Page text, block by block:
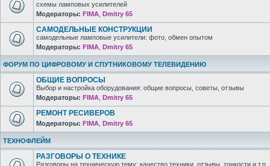
схемы ламповых усилителей
Модераторы: FIMA Dmitry 65
САМОДЕЛЬНЫЕ КОНСТРУКЦИИ
самодельные ламповые усилители: фото, обмен опытом
Модераторы: FIMA Dmitry 65
ФОРУМ ПО ЦИФРОВОМУ И СПУТНИКОВОМУ ТЕЛЕВИДЕНИЮ
ОБЩИЕ ВОПРОСЫ
Выбор и настройка оборудования: общие вопросы, советы, отзывы
Модераторы: FIMA Dmitry 65
РЕМОНТ РЕСИВЕРОВ
Модераторы: FIMA Dmitry 65
ТЕХНОФЛЕЙМ
РАЗГОВОРЫ О ТЕХНИКЕ
Разговоры на техническую тему: качество техники, отзывы, тонкости и т.п.